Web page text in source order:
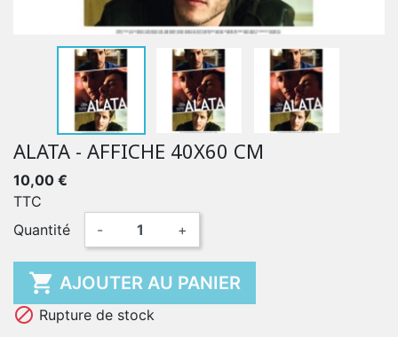
ALATA - AFFICHE 40X60 CM
10,00 €
TTC
Quantité
- +
 AJOUTER AU PANIER
 Rupture de stock